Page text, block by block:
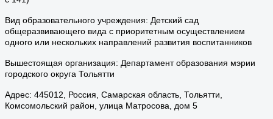
Вид образовательного учреждения: Детский сад
общеразвивающего вида с приоритетным осуществлением
одного или нескольких направлений развития воспитанников
Вышестоящая организация: Департамент образования мэрии
городского округа Тольятти
Адрес: 445012, Россия, Самарская область, Тольятти,
Комсомольский район, улица Матросова, дом 5